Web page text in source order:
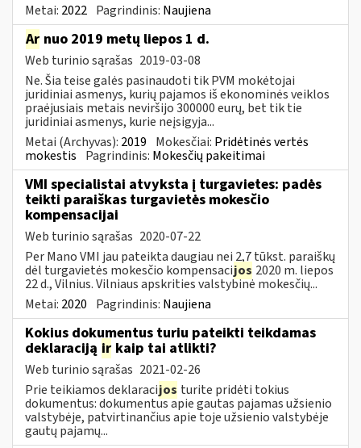
Metai: 2022 Pagrindinis: Naujiena
Ar nuo 2019 metų liepos 1 d.
Web turinio sąrašas 2019-03-08
Ne. Šia teise galės pasinaudoti tik PVM mokėtojai
juridiniai asmenys, kurių pajamos iš ekonominės veiklos
praėjusiais metais neviršijo 300000 eurų, bet tik tie
juridiniai asmenys, kurie neįsigyja...
Metai (Archyvas): 2019 Mokesčiai: Pridėtinės vertės
mokestis Pagrindinis: Mokesčių pakeitimai
VMI specialistai atvyksta į turgavietes: padės
teikti paraiškas turgavietės mokesčio
kompensacijai
Web turinio sąrašas 2020-07-22
Per Mano VMI jau pateikta daugiau nei 2,7 tūkst. paraiškų
dėl turgavietės mokesčio kompensacijos 2020 m. liepos
22 d., Vilnius. Vilniaus apskrities valstybinė mokesčių...
Metai: 2020 Pagrindinis: Naujiena
Kokius dokumentus turiu pateikti teikdamas
deklaraciją ir kaip tai atlikti?
Web turinio sąrašas 2021-02-26
Prie teikiamos deklaracijos turite pridėti tokius
dokumentus: dokumentus apie gautas pajamas užsienio
valstybėje, patvirtinančius apie toje užsienio valstybėje
gautų pajamų...